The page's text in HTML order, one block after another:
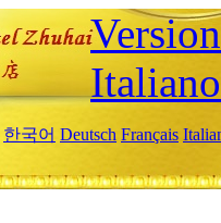
Italiano
한국어 Deutsch Français